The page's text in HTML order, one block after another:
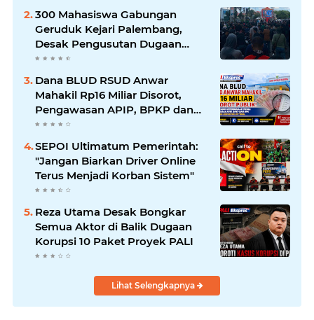
300 Mahasiswa Gabungan
Geruduk Kejari Palembang,
Desak Pengusutan Dugaan
Korupsi Tanpa Tebang Pilih
Dana BLUD RSUD Anwar
Mahakil Rp16 Miliar Disorot,
Pengawasan APIP, BPKP dan
BPK Harus Bergerak Optimal
SEPOI Ultimatum Pemerintah:
"Jangan Biarkan Driver Online
Terus Menjadi Korban Sistem"
Reza Utama Desak Bongkar
Semua Aktor di Balik Dugaan
Korupsi 10 Paket Proyek PALI
Lihat Selengkapnya